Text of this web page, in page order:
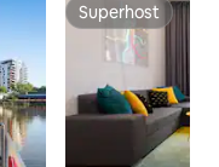
Superhost
Superhost